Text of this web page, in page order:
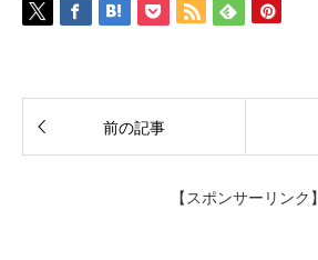
前の記事
【スポンサーリンク】